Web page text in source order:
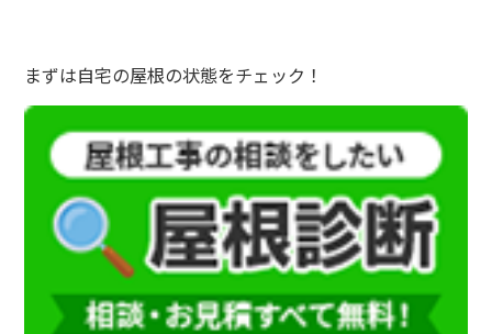
まずは自宅の屋根の状態をチェック！